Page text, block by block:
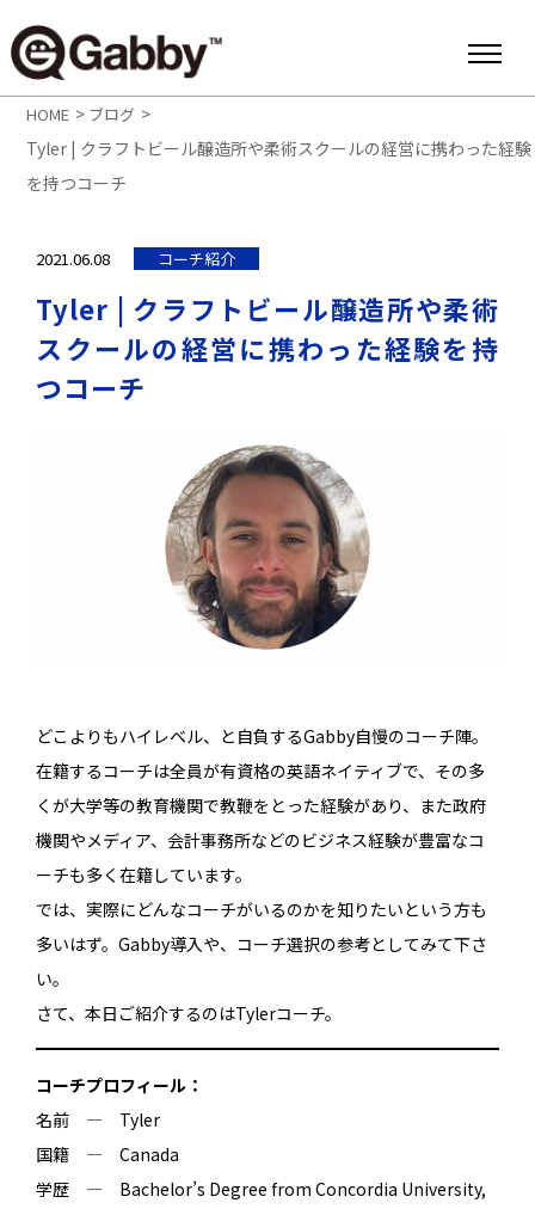
HOME > ブログ >
Tyler | クラフトビール醸造所や柔術スクールの経営に携わった経験
を持つコーチ
2021.06.08 コーチ紹介
Tyler | クラフトビール醸造所や柔術
スクールの経営に携わった経験を持
つコーチ
どこよりもハイレベル、と自負するGabby自慢のコーチ陣。
在籍するコーチは全員が有資格の英語ネイティブで、その多
くが大学等の教育機関で教鞭をとった経験があり、また政府
機関やメディア、会計事務所などのビジネス経験が豊富なコ
ーチも多く在籍しています。
では、実際にどんなコーチがいるのかを知りたいという方も
多いはず。Gabby導入や、コーチ選択の参考としてみて下さ
い。
さて、本日ご紹介するのはTylerコーチ。
コーチプロフィール：
名前 ― Tyler
国籍 ― Canada
学歴 ― Bachelor’s Degree from Concordia University,